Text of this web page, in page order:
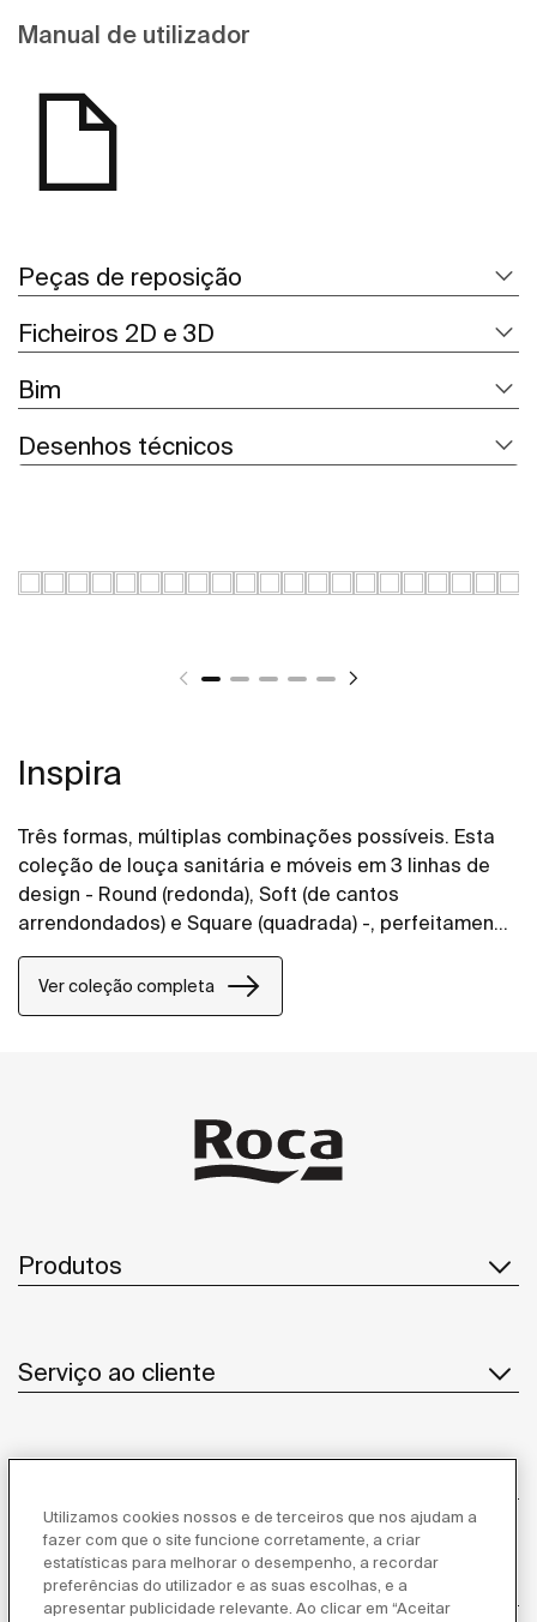
Manual de utilizador
Peças de reposição
Ficheiros 2D e 3D
Bim
Desenhos técnicos
Inspira
Três formas, múltiplas combinações possíveis. Esta
coleção de louça sanitária e móveis em 3 linhas de
design - Round (redonda), Soft (de cantos
arrendondados) e Square (quadrada) -, perfeitamente
combináveis entre si, permite dar vida aos espaços
de banho de todos os estilos.
Ver coleção completa
Produtos
Serviço ao cliente
Inspiração
Utilizamos cookies nossos e de terceiros que nos ajudam a
fazer com que o site funcione corretamente, a criar
estatísticas para melhorar o desempenho, a recordar
preferências do utilizador e as suas escolhas, e a
apresentar publicidade relevante. Ao clicar em “Aceitar